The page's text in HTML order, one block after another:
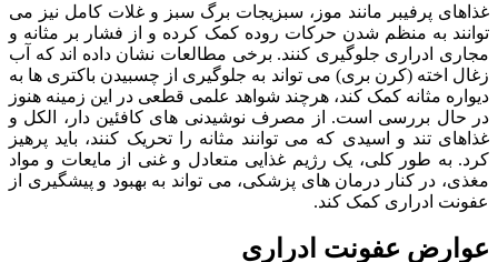
غذاهای پرفیبر مانند موز، سبزیجات برگ سبز و غلات کامل نیز می
توانند به منظم شدن حرکات روده کمک کرده و از فشار بر مثانه و
مجاری ادراری جلوگیری کنند. برخی مطالعات نشان داده اند که آب
زغال اخته (کرن بری) می تواند به جلوگیری از چسبیدن باکتری ها به
دیواره مثانه کمک کند، هرچند شواهد علمی قطعی در این زمینه هنوز
در حال بررسی است. از مصرف نوشیدنی های کافئین دار، الکل و
غذاهای تند و اسیدی که می توانند مثانه را تحریک کنند، باید پرهیز
کرد. به طور کلی، یک رژیم غذایی متعادل و غنی از مایعات و مواد
مغذی، در کنار درمان های پزشکی، می تواند به بهبود و پیشگیری از
عفونت ادراری کمک کند.
عوارض عفونت ادراری